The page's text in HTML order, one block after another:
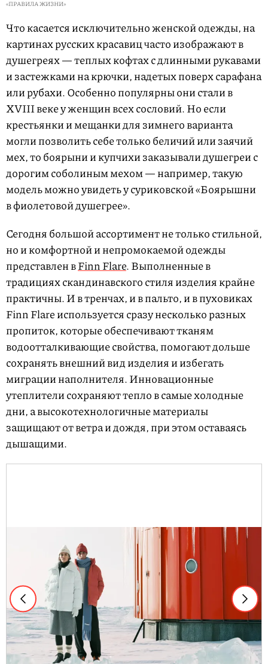
«ПРАВИЛА ЖИЗНИ»
Что касается исключительно женской одежды, на
картинах русских красавиц часто изображают в
душегреях — теплых кофтах с длинными рукавами
и застежками на крючки, надетых поверх сарафана
или рубахи. Особенно популярны они стали в
XVIII веке у женщин всех сословий. Но если
крестьянки и мещанки для зимнего варианта
могли позволить себе только беличий или заячий
мех, то боярыни и купчихи заказывали душегреи с
дорогим соболиным мехом — например, такую
модель можно увидеть у суриковской «Боярышни
в фиолетовой душегрее».
Сегодня большой ассортимент не только стильной,
но и комфортной и непромокаемой одежды
представлен вFinn Flare. Выполненные в
традициях скандинавского стиля изделия крайне
практичны. И в тренчах, и в пальто, и в пуховиках
Finn Flare используется сразу несколько разных
пропиток, которые обеспечивают тканям
водоотталкивающие свойства, помогают дольше
сохранять внешний вид изделия и избегать
миграции наполнителя. Инновационные
утеплители сохраняют тепло в самые холодные
дни, а высокотехнологичные материалы
защищают от ветра и дождя, при этом оставаясь
дышащими.